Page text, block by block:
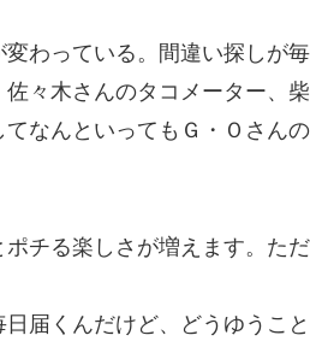
わっている。間違い探しが
佐々木さんのタコメーター、
てなんといってもＧ・Ｏさん
チる楽しさが増えます。た
日届くんだけど、どうゆうこと